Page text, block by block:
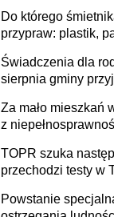
Do którego
przypraw: plastik,
Świadczenia dla
sierpnia gminy
Za mało mieszkań
z
TOPR szuka
przechodzi testy w
Powstanie